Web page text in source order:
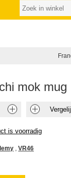
mok mug
, VR46